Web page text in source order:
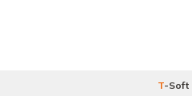
T-Soft